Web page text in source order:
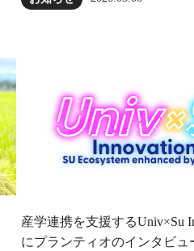
産学連携を支援するUniv×Su
にプランティオのインタビュ